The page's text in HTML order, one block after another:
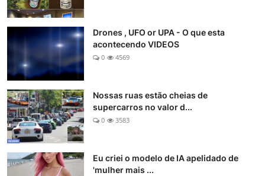
Drones , UFO or UPA - O que esta
acontecendo VIDEOS
0 4569
Nossas ruas estão cheias de
supercarros no valor d...
0 3583
Eu criei o modelo de IA apelidado de
'mulher mais ...